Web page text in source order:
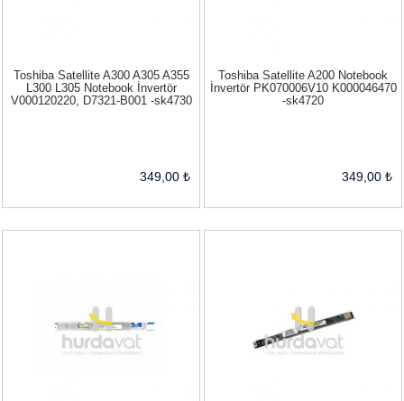
Toshiba Satellite A300 A305 A355
L300 L305 Notebook İnvertör
V000120220, D7321-B001 -sk4730
349,00 ₺
Toshiba Satellite A200 Notebook
İnvertör PK070006V10 K000046470
-sk4720
349,00 ₺